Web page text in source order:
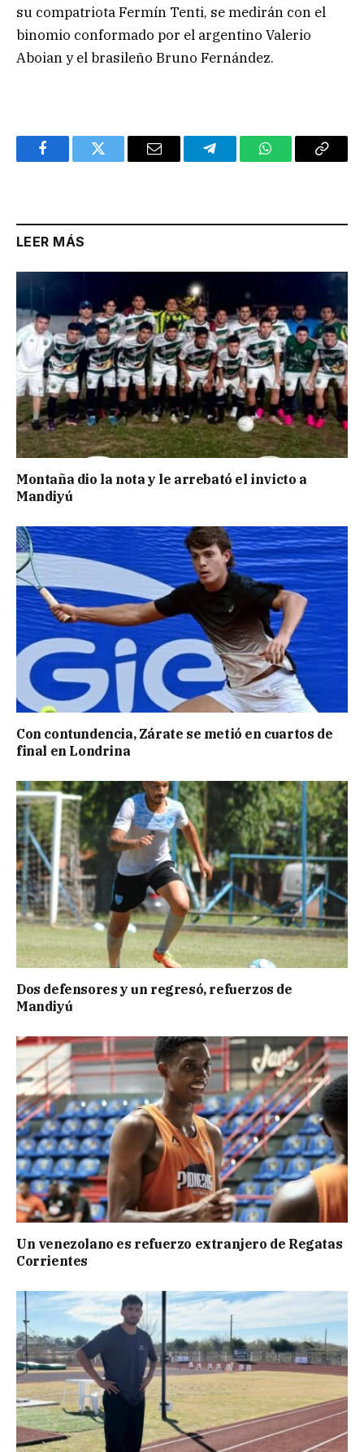
su compatriota Fermín Tenti, se medirán con el
binomio conformado por el argentino Valerio
Aboian y el brasileño Bruno Fernández.
FacebookTwitter Email TelegramWhatsAppCopy
LEER MÁS
Montaña dio la nota y le arrebató el invicto a
Mandiyú
Con contundencia, Zárate se metió en cuartos de
final en Londrina
Dos defensores y un regresó, refuerzos de
Mandiyú
Un venezolano es refuerzo extranjero de Regatas
Corrientes